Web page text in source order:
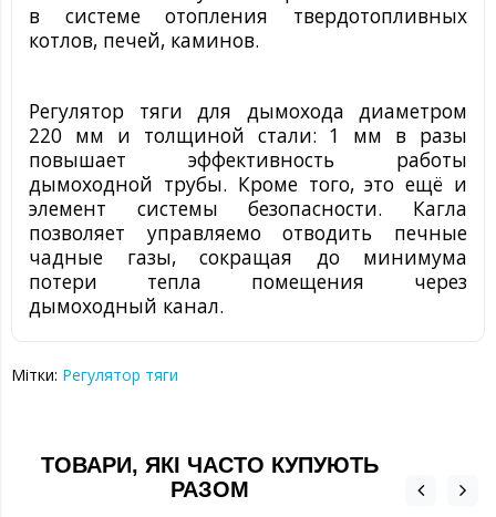
в системе отопления твердотопливных
котлов, печей, каминов.
Регулятор тяги для дымохода диаметром
220 мм и толщиной стали: 1 мм в разы
повышает эффективность работы
дымоходной трубы. Кроме того, это ещё и
элемент системы безопасности. Кагла
позволяет управляемо отводить печные
чадные газы, сокращая до минимума
потери тепла помещения через
дымоходный канал.
Мітки: Регулятор тяги
ТОВАРИ, ЯКІ ЧАСТО КУПУЮТЬ
РАЗОМ